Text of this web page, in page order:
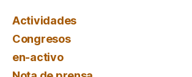
Actividades
Congresos
en-activo